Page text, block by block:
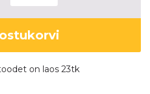
764
MT764
kogus
on laos 23tk